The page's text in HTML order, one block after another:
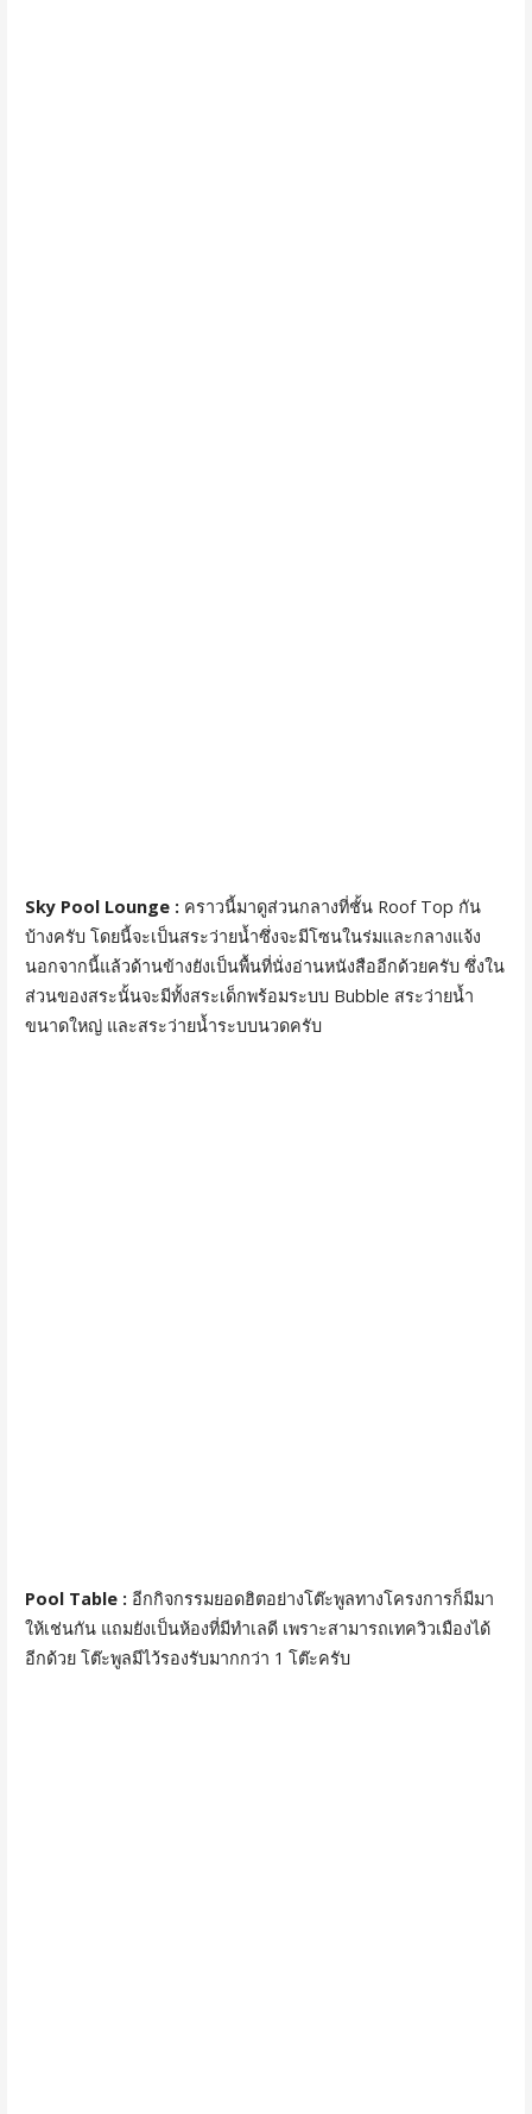
Sky Pool Lounge : คราวนี้มาดูส่วนกลางที่ชั้น Roof Top กัน
บ้างครับ โดยนี้จะเป็นสระว่ายน้ำซึ่งจะมีโซนในร่มและกลางแจ้ง
นอกจากนี้แล้วด้านข้างยังเป็นพื้นที่นั่งอ่านหนังสืออีกด้วยครับ ซึ่งใน
ส่วนของสระนั้นจะมีทั้งสระเด็กพร้อมระบบ Bubble สระว่ายน้ำ
ขนาดใหญ่ และสระว่ายน้ำระบบนวดครับ
Pool Table : อีกกิจกรรมยอดฮิตอย่างโต๊ะพูลทางโครงการก็มีมา
ให้เช่นกัน แถมยังเป็นห้องที่มีทำเลดี เพราะสามารถเทควิวเมืองได้
อีกด้วย โต๊ะพูลมีไว้รองรับมากกว่า 1 โต๊ะครับ